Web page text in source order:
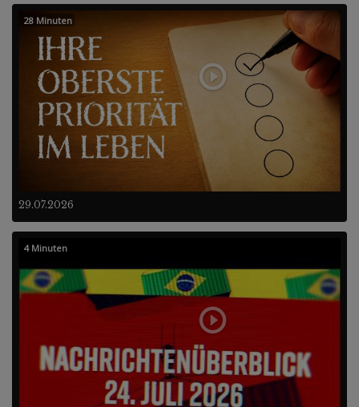
29.07.2026
28 Minuten
4 Minuten